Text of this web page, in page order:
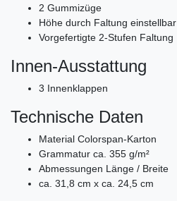
2 Gummizüge
Höhe durch Faltung einstellbar
Vorgefertigte 2-Stufen Faltung
Innen-Ausstattung
3 Innenklappen
Technische Daten
Material Colorspan-Karton
Grammatur ca. 355 g/m²
Abmessungen Länge / Breite
ca. 31,8 cm x ca. 24,5 cm